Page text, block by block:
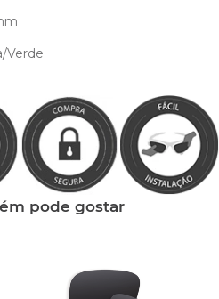
Verde
pode gostar